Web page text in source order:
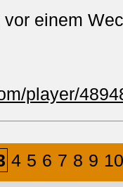
einem
player/
4 5 6 7 8 9 10